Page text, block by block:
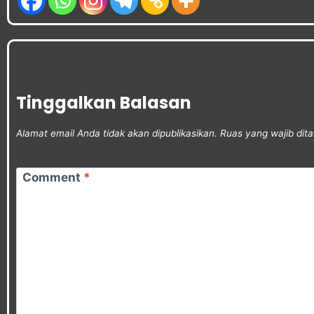
Tinggalkan Balasan
Alamat email Anda tidak akan dipublikasikan. Ruas yang wajib
Comment *